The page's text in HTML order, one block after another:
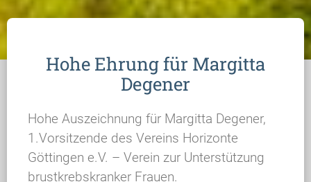
Hohe Ehrung für Margitta
Degener
Hohe Auszeichnung für Margitta Degener,
1.Vorsitzende des Vereins Horizonte
Göttingen e.V. – Verein zur Unterstützung
brustkrebskranker Frauen.